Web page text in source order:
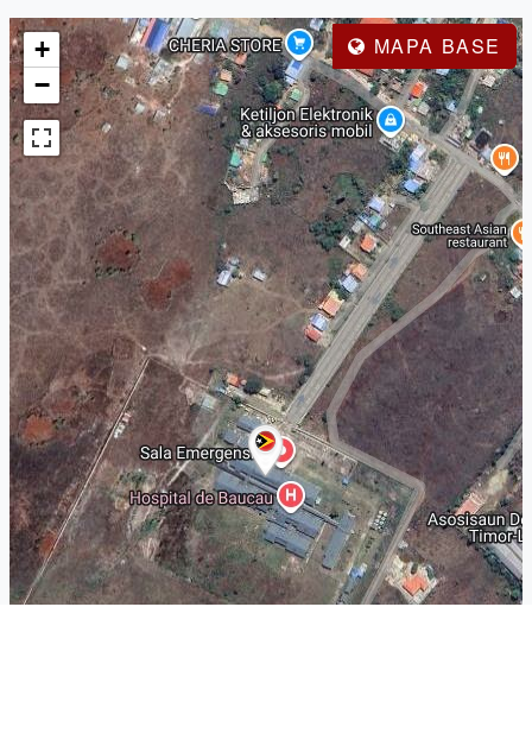
MAPA BASE
+
−